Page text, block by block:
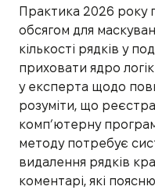
Практика 2026 року
обсягом для
кількості рядків у
приховати ядро
у експерта щодо
розуміти, що
комп’ютерну
методу потребує
видалення рядків
коментарі, які